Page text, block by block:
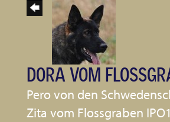
DORA VOM
Pero von den
Zita vom Flossgraben IPO1